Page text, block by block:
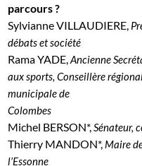
parcours ?
Sylvianne VILLAUDIERE,
débats et société
Rama YADE,Ancienne
aux sports, Conseillère
municipale de
Colombes
Michel BERSON*,Sénateur,
Thierry MANDON*, Maire
l’Essonne